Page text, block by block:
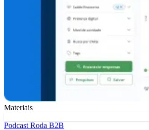
Materiais
Podcast Roda B2B